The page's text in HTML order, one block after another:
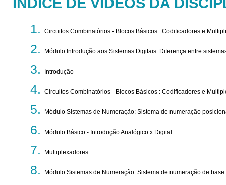
Circuitos Combinatórios - Blocos Básicos : Codificadores e
Módulo Introdução aos Sistemas Digitais: Diferença entre
Introdução
Circuitos Combinatórios - Blocos Básicos : Codificadores e
Módulo Sistemas de Numeração: Sistema de numeração
Módulo Básico - Introdução Analógico x Digital
Multiplexadores
Módulo Sistemas de Numeração: Sistema de numeração de